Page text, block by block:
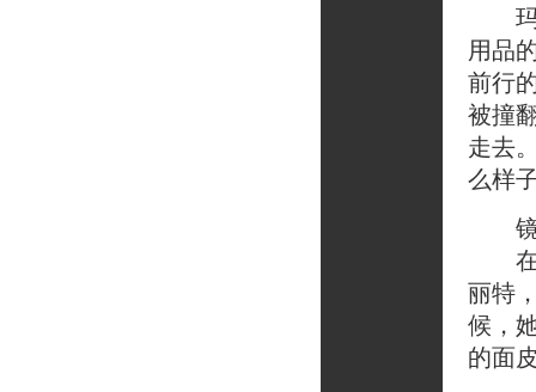
玛
用品
前行
被撞
走去
么样
镜
在
丽特
候，
的面